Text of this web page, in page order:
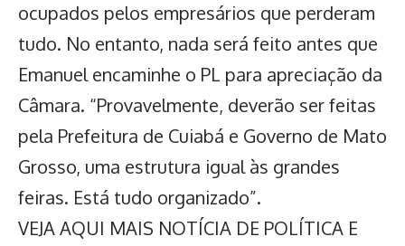
ocupados pelos empresários que perderam
tudo. No entanto, nada será feito antes que
Emanuel encaminhe o PL para apreciação da
Câmara. “Provavelmente, deverão ser feitas
pela Prefeitura de Cuiabá e Governo de Mato
Grosso, uma estrutura igual às grandes
feiras. Está tudo organizado”.
VEJA AQUI MAIS NOTÍCIA DE POLÍTICA E